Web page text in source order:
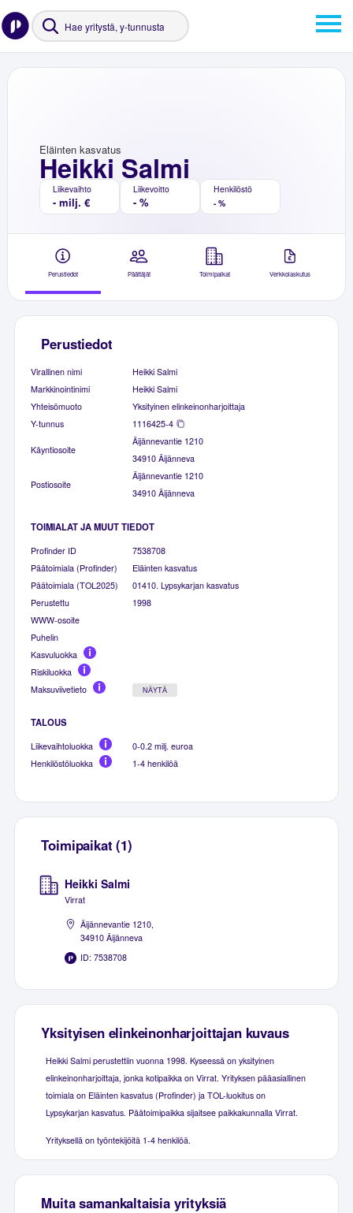
Heikki Salmi
Eläinten kasvatus
Liikevaihto
- milj. €
Liikevoitto
- %
Henkilöstö
- %
Perustiedot Päättäjät Toimipaikat Verkkolaskutus
Perustiedot
Virallinen nimi
Heikki Salmi
Markkinointinimi
Heikki Salmi
Yhteisömuoto
Yksityinen elinkeinonharjoittaja
Y-tunnus
1116425-4
Käyntiosoite
Äijännevantie 1210
34910 Äijänneva
Postiosoite
Äijännevantie 1210
34910 Äijänneva
TOIMIALAT JA MUUT TIEDOT
Profinder ID
7538708
Päätoimiala (Profinder)
Eläinten kasvatus
Päätoimiala (TOL2025)
01410. Lypsykarjan kasvatus
Perustettu
1998
WWW-osoite
Puhelin
Kasvuluokka
Riskiluokka
Maksuviivetieto
NÄYTÄ
TALOUS
Liikevaihtoluokka
0-0.2 milj. euroa
Henkilöstöluokka
1-4 henkilöä
Toimipaikat (1)
Heikki Salmi
Virrat
Äijännevantie 1210,
34910 Äijänneva
ID: 7538708
Yksityisen elinkeinonharjoittajan kuvaus
Heikki Salmi perustettiin vuonna 1998. Kyseessä on yksityinen
elinkeinonharjoittaja, jonka kotipaikka on Virrat. Yrityksen pääasiallinen
toimiala on Eläinten kasvatus (Profinder) ja TOL-luokitus on
Lypsykarjan kasvatus. Päätoimipaikka sijaitsee paikkakunnalla Virrat.
Yrityksellä on työntekijöitä 1-4 henkilöä.
Muita samankaltaisia yrityksiä